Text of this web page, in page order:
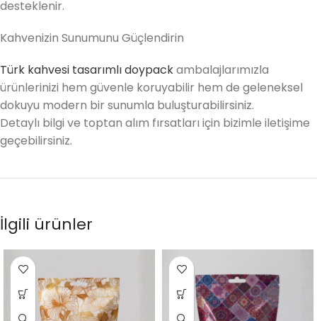
desteklenir.
Kahvenizin Sunumunu Güçlendirin
Türk kahvesi tasarımlı doypackambalajlarımızla
ürünlerinizi hem güvenle koruyabilir hem de geleneksel
dokuyu modern bir sunumla buluşturabilirsiniz.
Detaylı bilgi ve toptan alım fırsatları için bizimle iletişime
geçebilirsiniz.
İlgili ürünler